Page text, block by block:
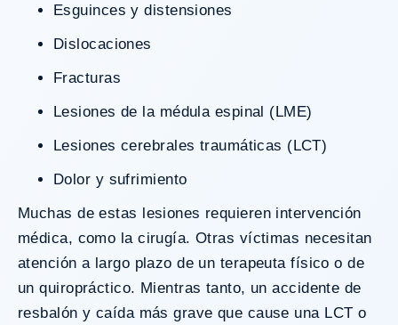
Esguinces y distensiones
Dislocaciones
Fracturas
Lesiones de la médula espinal (LME)
Lesiones cerebrales traumáticas (LCT)
Dolor y sufrimiento
Muchas de estas lesiones requieren intervención
médica, como la cirugía. Otras víctimas necesitan
atención a largo plazo de un terapeuta físico o de
un quiropráctico. Mientras tanto, un accidente de
resbalón y caída más grave que cause una LCT o